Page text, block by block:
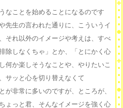
なことを始めることになるのです
先生の言われた通りに、こういうイ
それ以外のイメージや考えは、すべ
除しなくちゃ」とか、「とにかく心
何か楽しそうなことや、やりたいこ
サッと心を切り替えなくて
が非常に多いのですが、ところが、
ょっと君、そんなイメージを強く心